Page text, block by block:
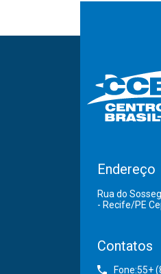
Endereço
Rua do
- Recife/PE
Contatos
Fone:55+